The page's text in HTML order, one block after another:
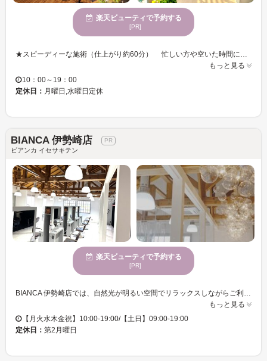
楽天ビューティで予約する
[PR]
★スピーディーな施術（仕上がり約60分） 忙しい方や空いた時間にヘアカラーをしたい方にぴったり。 短時間でしっかり染められるので、気軽にメンテナンス可能です。 ★リーズナブルな価格設定 定期的なカラーケアをしやすく毎月通えるお手頃プライスで提供。 ★オーガニック成分配合カラー剤使用 頭皮や髪に優しい成分を含むカラー剤を使用し、 ダメージを軽減しながら理想の髪色を提供。繰り返し染めても安心です。 ★カラー＆トリートメントに特化 白髪染めやグレイカラーに加え、おしゃれなヘアカラーも提供。 プレックス配合カラーで、ダメージを90%カット。 傷みにくい髪へと導き、健康的な美髪を叶えます。髪質改善サポートも充実 ★セルフブロースペース完備 リファのドライヤーやアイロンを自由に使用できるスペースを用意。 自分好みにセットできるのが嬉しいポイントです。 ★豊富なヘアケア商品も試せる サロン専売品のホームケア商品が割引価格で購入可能。 施術後の髪を美しく保つためのアイテムが揃っています。
もっと見る
10：00～19：00
定休日： 月曜日,水曜日定休
BIANCA 伊勢崎店
ビアンカ イセサキテン
楽天ビューティで予約する
[PR]
BIANCA 伊勢崎店では、自然光が明るい空間でリラックスしながらご利用いただけます。トレンドと個性を融合したカラーの提案が得意で、豊富な色味であなたの個性を引き立てるお手伝いをいたします。広々とした空間の中でさまざまな年齢に対応し、若者から大人まで、多くのお客様にご満足いただいております駐車場完備でアクセスも便利。新しい自分に出会い、心地よい時間を共に過ごしましょう。BIANCA 伊勢崎店で、あなたの魅力を最大限に引き出すスタイルを提供いたします。 縮毛矯正/メンズ/白髪/髪質改善/カット/カラー/ハイライト/パーマ/似合わせカット/インナーカラー/ブリーチ/酸性ストレート/白髪染め
もっと見る
【月火水木金祝】10:00-19:00/【土日】09:00-19:00
定休日： 第2月曜日